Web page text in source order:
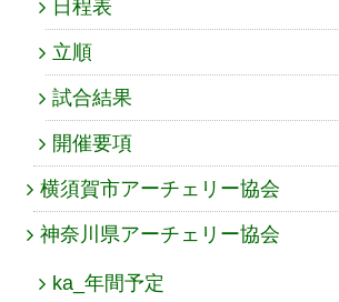
日程表
立順
試合結果
開催要項
横須賀市アーチェリー協会
神奈川県アーチェリー協会
ka_年間予定